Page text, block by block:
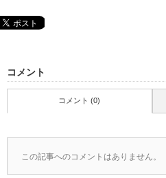
コメント
コメント (0)
この記事へのコメントはありません。